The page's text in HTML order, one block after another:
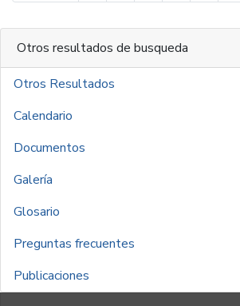
Otros resultados de busqueda
Otros Resultados
Calendario
Documentos
Galería
Glosario
Preguntas frecuentes
Publicaciones